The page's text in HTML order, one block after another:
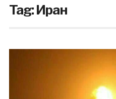
Tag:Иран